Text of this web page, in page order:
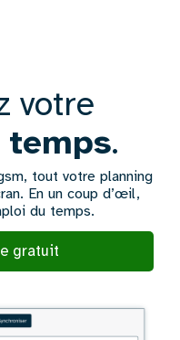
votre
.
tout votre planning
En un coup d’œil,
du temps.
gratuit